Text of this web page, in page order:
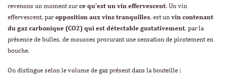
revenons un moment surce qu’est un vin effervescent. Un vin
effervescent, paropposition aux vins tranquilles, est un vin contenant
du gaz carbonique (CO2) qui est détectable gustativement, par la
présence de bulles, de mousses procurant une sensation de picotement en
bouche.
On distingue selon le volume de gaz présent dans la bouteille :